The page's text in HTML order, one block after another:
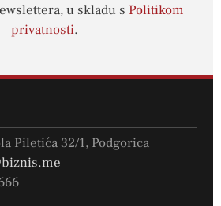
u skladu s Politikom
privatnosti.
Piletića 32/1, Podgorica